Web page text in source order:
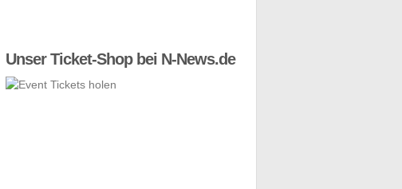
Unser Ticket-Shop bei N-News.de